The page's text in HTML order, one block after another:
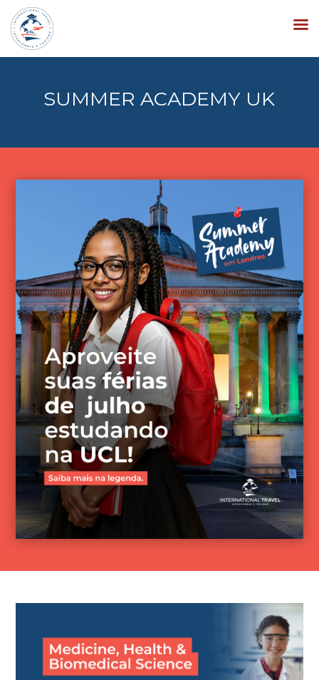
SUMMER ACADEMY UK